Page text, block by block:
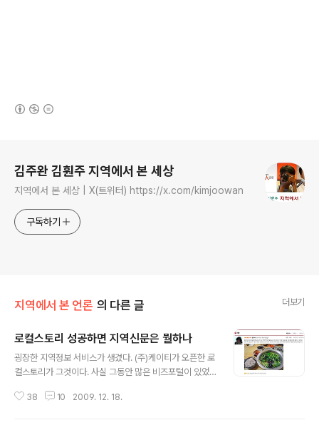
김주완 김훤주 지역에서 본 세상
지역에서 본 세상 | X(트위터) https://x.com/kimjoowan
구독하기
지역에서 본 언론 의 다른 글 더보기
로컬스토리 성공하면 지역신문은 뭘하나
굉장한 지역정보 서비스가 생겼다. (주)케이티가 오픈한 로
컬스토리가 그것이다. 사실 그동안 많은 비즈포털이 있었
이티라는 대기업이 보유하고 있던 전화번호 정보를 활용,
38 10 2009. 12. 18.